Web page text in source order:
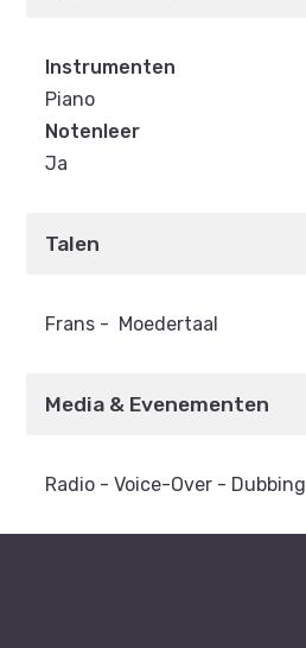
Instrumenten
Piano
Notenleer
Ja
Talen
Frans - Moedertaal
Media & Evenementen
Radio - Voice-Over - Dubbing